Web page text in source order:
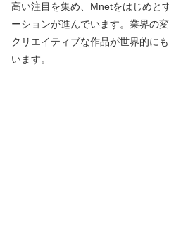
高い注目を集め、Mnetをはじめと
ーションが進んでいます。業界の
クリエイティブな作品が世界的に
います。